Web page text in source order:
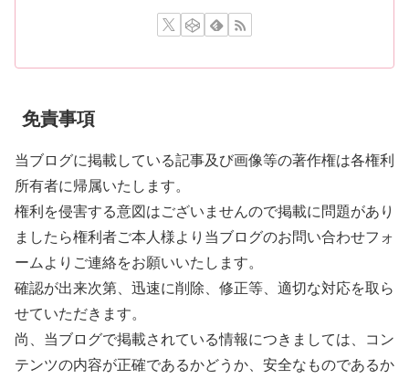
免責事項
当ブログに掲載している記事及び画像等の著作権は各権利
所有者に帰属いたします。
権利を侵害する意図はございませんので掲載に問題があり
ましたら権利者ご本人様より当ブログのお問い合わせフォ
ームよりご連絡をお願いいたします。
確認が出来次第、迅速に削除、修正等、適切な対応を取ら
せていただきます。
尚、当ブログで掲載されている情報につきましては、コン
テンツの内容が正確であるかどうか、安全なものであるか